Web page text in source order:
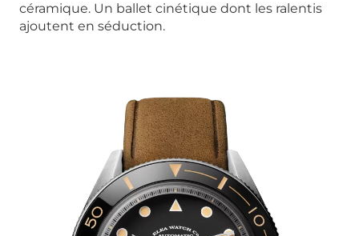
céramique. Un ballet cinétique dont les ralentis
ajoutent en séduction.